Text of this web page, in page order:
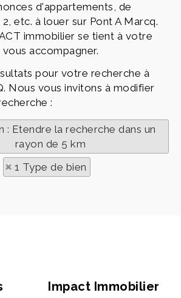
d'appartements, de
etc. à louer sur Pont A Marcq.
immobilier se tient à votre
accompagner.
pour votre recherche à
Nous vous invitons à modifier
:
: Etendre la recherche dans un
rayon de 5 km
1 Type de bien
Impact Immobilier